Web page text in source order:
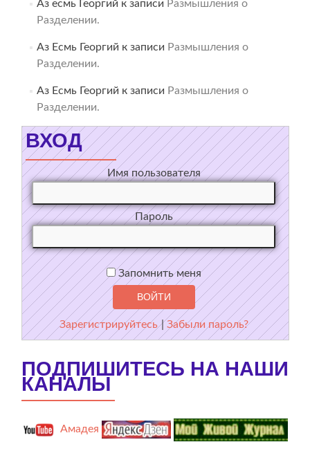
Аз есмь Георгий к записи Размышления о
Разделении.
Аз Есмь Георгий к записи Размышления о
Разделении.
Аз Есмь Георгий к записи Размышления о
Разделении.
ВХОД
Имя пользователя
Пароль
Запомнить меня
Зарегистрируйтесь |Забыли пароль?
ПОДПИШИТЕСЬ НА НАШИ
КАНАЛЫ
Амадея